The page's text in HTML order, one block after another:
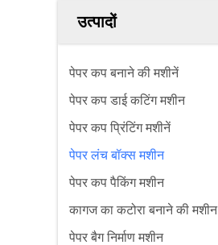
उत्पादों
पेपर कप बनाने की मशीनें
पेपर कप डाई कटिंग मशीन
पेपर कप प्रिंटिंग मशीनें
पेपर लंच बॉक्स मशीन
पेपर कप पैकिंग मशीन
कागज का कटोरा बनाने की मशीन
पेपर बैग निर्माण मशीन